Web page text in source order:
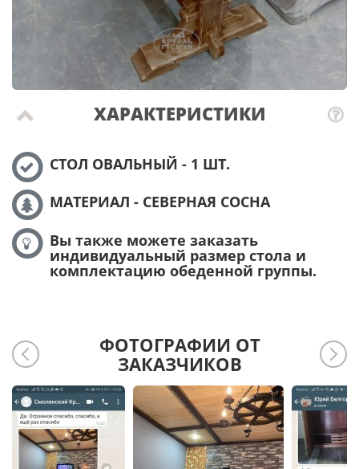
ХАРАКТЕРИСТИКИ
СТОЛ ОВАЛЬНЫЙ - 1 ШТ.
МАТЕРИАЛ - СЕВЕРНАЯ СОСНА
Вы также можете заказать
индивидуальный размер стола и
комплектацию обеденной группы.
ФОТОГРАФИИ ОТ
ЗАКАЗЧИКОВ